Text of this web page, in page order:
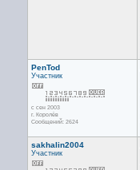
PenTod
Участник
с сен 2003
г. Королёв
Сообщений: 2624
sakhalin2004
Участник